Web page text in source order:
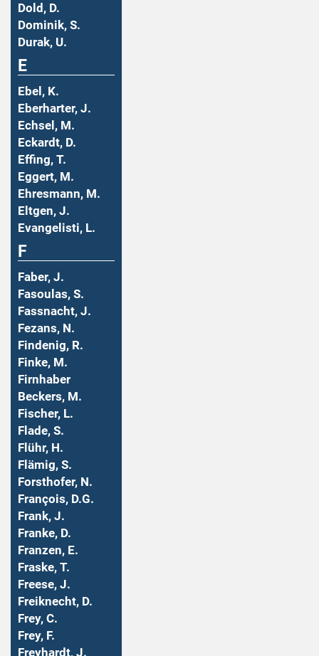
Dold, D.
Dominik, S.
Durak, U.
E
Ebel, K.
Eberharter, J.
Echsel, M.
Eckardt, D.
Effing, T.
Eggert, M.
Ehresmann, M.
Eltgen, J.
Evangelisti, L.
F
Faber, J.
Fasoulas, S.
Fassnacht, J.
Fezans, N.
Findenig, R.
Finke, M.
Firnhaber
Beckers, M.
Fischer, L.
Flade, S.
Flühr, H.
Flämig, S.
Forsthofer, N.
François, D.G.
Frank, J.
Franke, D.
Franzen, E.
Fraske, T.
Freese, J.
Freiknecht, D.
Frey, C.
Frey, F.
Freyhardt, J.